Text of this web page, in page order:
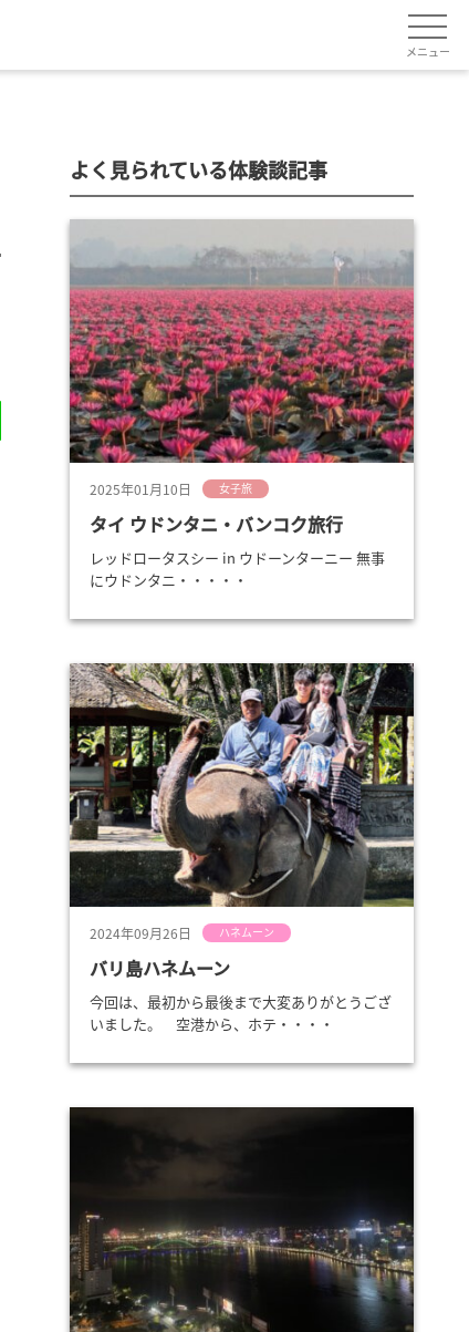
メニュー
よく見られている体験談記事
2025年01月10日 女子旅
タイ ウドンタニ・バンコク旅行
レッドロータスシー in ウドーンターニー 無事
にウドンタニ・・・・・
2024年09月26日 ハネムーン
バリ島ハネムーン
今回は、最初から最後まで大変ありがとうござ
いました。 空港から、ホテ・・・・